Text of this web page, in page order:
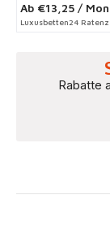
Ab €13,25 /
Luxusbetten24
Rabatte